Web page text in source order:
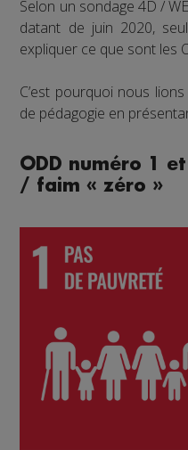
Selon un sondage 4D /
datant de juin 2020,
expliquer ce que sont les
C’est pourquoi nous
de pédagogie en
ODD numéro 1
/ faim « zéro »